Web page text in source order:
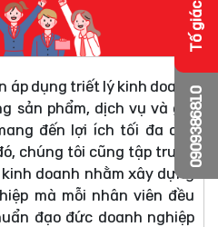
áp dụng triết lý kinh doanh
sản phẩm, dịch vụ và giá
đến lợi ích tối đa cho
chúng tôi cũng tập trung
doanh nhằm xây dựng
mà mỗi nhân viên đều
đạo đức doanh nghiệp
0909386810
Tố giác